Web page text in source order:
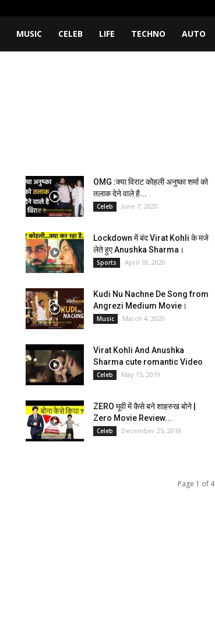
MUSIC CELEB LIFE TECHNO AUTO
OMG :क्या विराट कोहली अनुष्का शर्मा को
तलाक देने वाले है...
Celeb June 7, 2020
Lockdown में बंद Virat Kohli के मजे
लेते हुए Anushka Sharma।
Sports April 18, 2020
Kudi Nu Nachne De Song from
Angrezi Medium Movie।
Music March 4, 2020
Virat Kohli And Anushka
Sharma cute romantic Video
Celeb May 15, 2019
ZERO मूवी में कैसे बने शाहरुख बोने |
Zero Movie Review...
Celeb December 25, 2018
Page 1 of 4